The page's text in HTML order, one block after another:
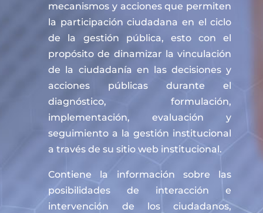
mecanismos y acciones que permiten
la participación ciudadana en el ciclo
de la gestión pública, esto con el
propósito de dinamizar la vinculación
de la ciudadanía en las decisiones y
acciones públicas durante el
diagnóstico, formulación,
implementación, evaluación y
seguimiento a la gestión institucional
a través de su sitio web institucional.
Contiene la información sobre las
posibilidades de interacción e
intervención de los ciudadanos,